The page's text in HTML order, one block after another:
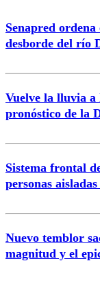
Correo
Senapred
desborde del río
Vuelve la lluvia a
pronóstico de la
Sistema frontal
personas
Nuevo temblor
magnitud y el